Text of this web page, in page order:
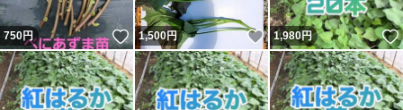
750円 いいね！
1,500円 いいね！
1,980円